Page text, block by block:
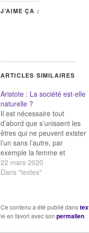
J’AIME ÇA :
ARTICLES SIMILAIRES
Aristote : La société est-elle
naturelle ?
Il est nécessaire tout
d’abord que s’unissent les
êtres qui ne peuvent exister
l’un sans l’autre, par
exemple la femme et
l’homme en vue de la
procréation, et celui qui
mutuelle sauvegarde. En
effet, être capable…
22 mars 2020
Dans "textes"
Ce contenu a été publié dans
le en favori avec son permalien.